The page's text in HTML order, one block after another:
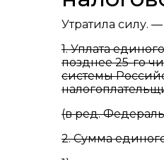
Утратила силу.
1. Уплата
позднее 25-го
системы
(в ред.
2. Сумма